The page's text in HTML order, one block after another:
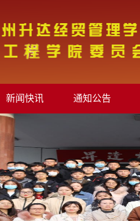
新闻快讯 通知公告